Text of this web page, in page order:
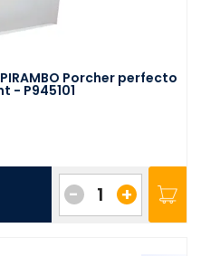
Porcher perfecto
- P945101
+
-